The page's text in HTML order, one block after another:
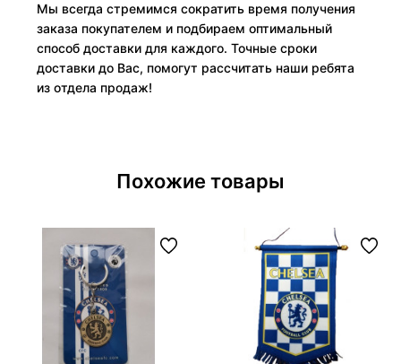
Мы всегда стремимся сократить время получения
заказа покупателем и подбираем оптимальный
способ доставки для каждого. Точные сроки
доставки до Вас, помогут рассчитать наши ребята
из отдела продаж!
Похожие товары